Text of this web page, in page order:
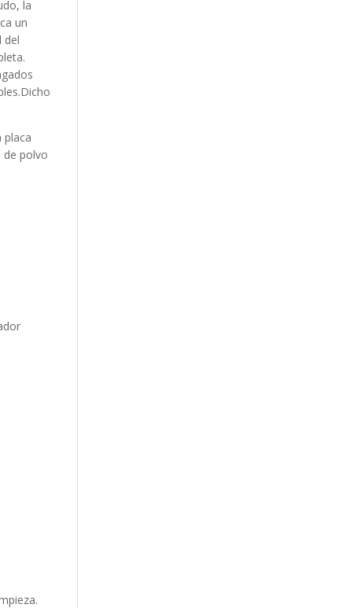
la
un
del
placa
de polvo